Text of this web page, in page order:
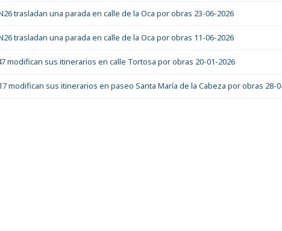
trasladan una parada en calle de la Oca por obras 23-06-2026
trasladan una parada en calle de la Oca por obras 11-06-2026
modifican sus itinerarios en calle Tortosa por obras 20-01-2026
modifican sus itinerarios en paseo Santa María de la Cabeza por obras 28-